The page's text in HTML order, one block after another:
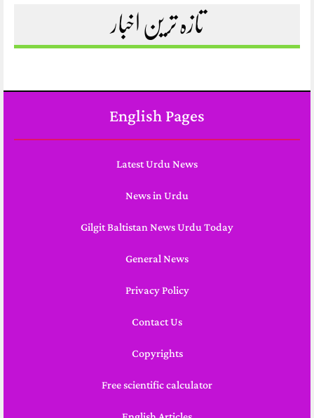
تازہ ترین اخبار
English Pages
Latest Urdu News
News in Urdu
Gilgit Baltistan News Urdu Today
General News
Privacy Policy
Contact Us
Copyrights
Free scientific calculator